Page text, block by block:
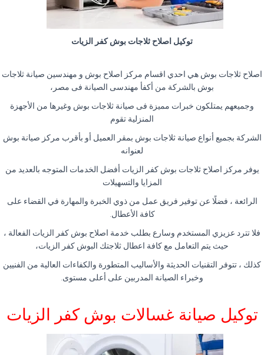
توكيل اصلاح ثلاجات بوش كفر الزيات
اصلاح ثلاجات بوش هي احدي اقسام مركز اصلاح بوش و مهندسين صيانة ثلاجات
بوش بالشركة من أكفأ مهندسى الصيانة فى مصر،
وجميعهم يمتلكون خبرات مميزة فى صيانة ثلاجات بوش وغيرها من الأجهزة
المنزلية تقوم
الشركة بجميع أنواع صيانة ثلاجات بوش بمقر العميل أو بأقرب مركز صيانة بوش
لعنوانه
يوفر مركز اصلاح ثلاجات بوش كفر الزيات أفضل الخدمات المتوجه بالعديد من
المزايا والتسهيلات
الرائعة ، فضلًا عن توفير فريق عمل من ذوي الخبرة والمهارة في القضاء على
كافة الأعطال.
فلا تترد عزيزي المستخدم وسارع بطلب خدمة اصلاح بوش كفر الزيات الفعالة ،
حيث يتم التعامل مع كافة اعطال ثلاجتك البوش كفر الزيات،
كذلك ، تتوفر التقنيات الحديثة والأساليب المتطورة والكفاءات العالية من الفنيين
وخبراء الصيانة المدربين على أعلى مستوى.
توكيل صيانة غسالات بوش كفر الزيات